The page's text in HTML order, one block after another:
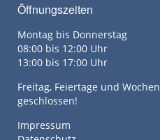
Öffnungszeiten
Montag bis Donnerstag
08:00 bis 12:00 Uhr
13:00 bis 17:00 Uhr
Freitag, Feiertage und
geschlossen!
Impressum